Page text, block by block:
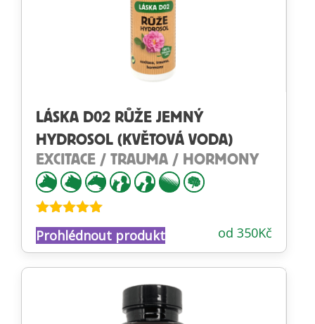
LÁSKA D02 RŮŽE JEMNÝ
HYDROSOL (KVĚTOVÁ VODA)
EXCITACE / TRAUMA / HORMONY
Hodnocení
4.89z 5 od 350Kč
Prohlédnout produkt